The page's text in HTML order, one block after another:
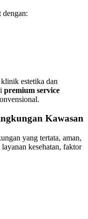
estetika dan
premium service
Kawasan
yang tertata, aman,
kesehatan, faktor